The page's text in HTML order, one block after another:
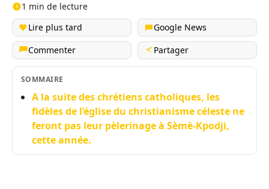
1 min de lecture
Lire plus tard
Google News
Commenter
Partager
SOMMAIRE
A la suite des chrétiens catholiques, les
fidèles de l’église du christianisme céleste ne
feront pas leur pèlerinage à Sèmè-Kpodji,
cette année.